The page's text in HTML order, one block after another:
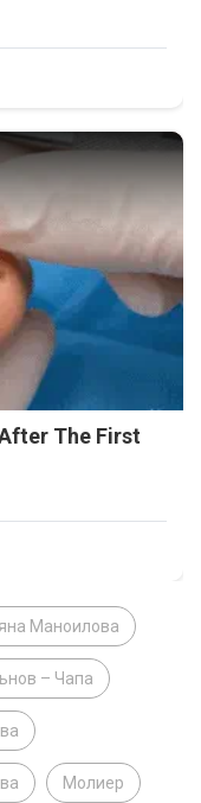
The First
Маноилова
– Чапа
Молиер